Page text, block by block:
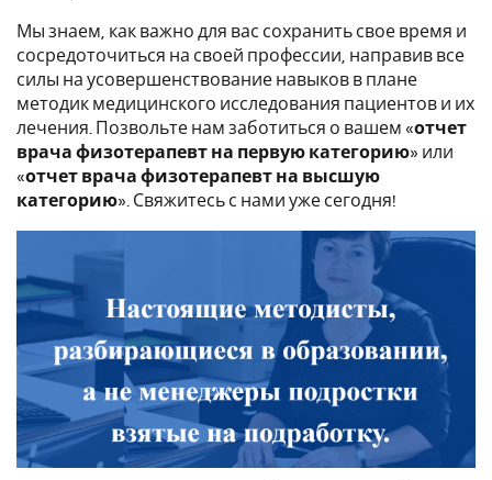
Мы знаем, как важно для вас сохранить свое время и
сосредоточиться на своей профессии, направив все
силы на усовершенствование навыков в плане
методик медицинского исследования пациентов и их
лечения. Позвольте нам заботиться о вашем «отчет
врача физотерапевт на первую категорию» или
«отчет врача физотерапевт на высшую
категорию». Свяжитесь с нами уже сегодня!